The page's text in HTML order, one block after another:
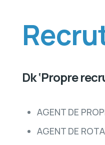
Dk ‘Propre
AGENT DE
AGENT DE